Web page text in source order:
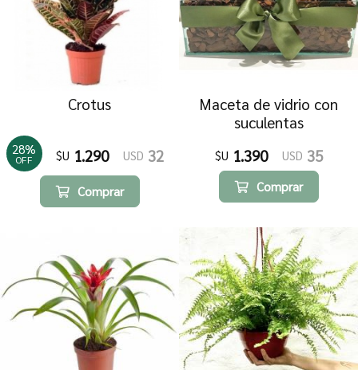
Crotus
28%
OFF $U 1.290 USD 32
Comprar
Maceta de vidrio con
suculentas
$U 1.390 USD 35
Comprar